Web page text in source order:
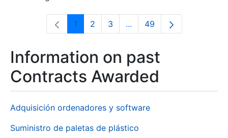
Page
1 Page
2 Page
3 ...Intermediate Pages Use
Page
49
Information on past
Contracts Awarded
Adquisición ordenadores y software
Suministro de paletas de plástico